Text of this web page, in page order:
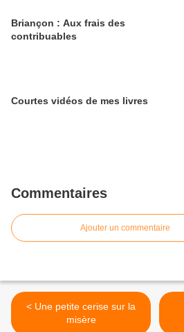
Briançon : Aux frais des
contribuables
Courtes vidéos de mes livres
Commentaires
Ajouter un commentaire
< Une petite cerise sur la
misère